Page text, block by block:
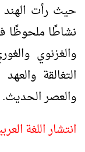
حيث رأت
نشاطًا ملحوظًا
والغزنوي
التغالقة
والعصر الحديث.
انتشار اللغة